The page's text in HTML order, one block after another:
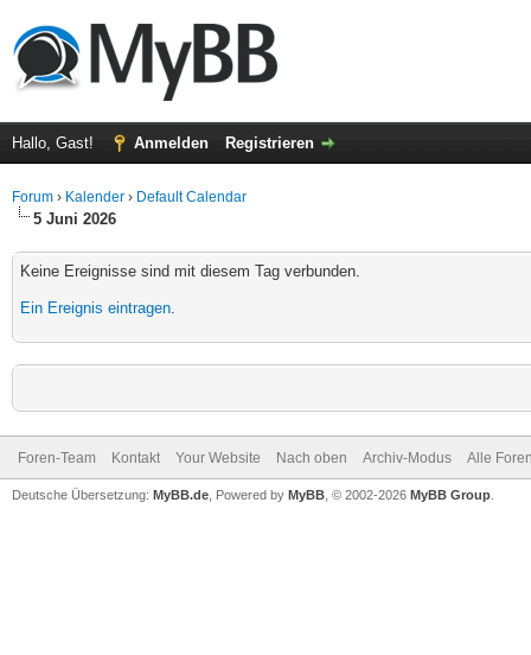
Hallo, Gast! Anmelden Registrieren
Forum › Kalender › Default Calendar
5 Juni 2026
Keine Ereignisse sind mit diesem Tag verbunden.
Ein Ereignis eintragen.
Foren-Team Kontakt Your Website Nach oben Archiv-Modus Alle
Deutsche Übersetzung: MyBB.de , Powered by MyBB , © 2002-2026 MyBB Group